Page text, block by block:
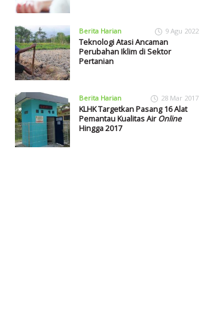
Berita Harian 9 Agu 2022
Teknologi Atasi Ancaman
Perubahan Iklim di Sektor
Pertanian
Berita Harian 28 Mar 2017
KLHK Targetkan Pasang 16 Alat
Pemantau Kualitas AirOnline
Hingga 2017